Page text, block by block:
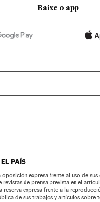
Baixe o app
EL PAÍS
oposición expresa frente al uso de
revistas de prensa prevista en el
reserva expresa frente a la
de sus trabajos y artículos sobre